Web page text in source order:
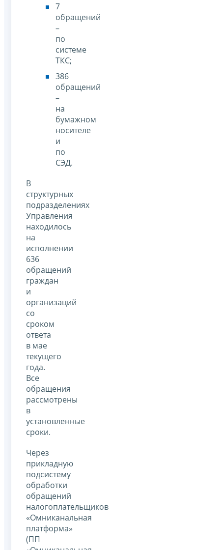
7
обращений
–
по
системе
ТКС;
386
обращений
–
на
бумажном
носителе
и
по
СЭД.
В
структурных
подразделениях
Управления
находилось
на
исполнении
636
обращений
граждан
и
организаций
со
сроком
ответа
в мае
текущего
года.
Все
обращения
рассмотрены
в
установленные
сроки.
Через
прикладную
подсистему
обработки
обращений
налогоплательщиков
«Омниканальная
платформа»
(ПП